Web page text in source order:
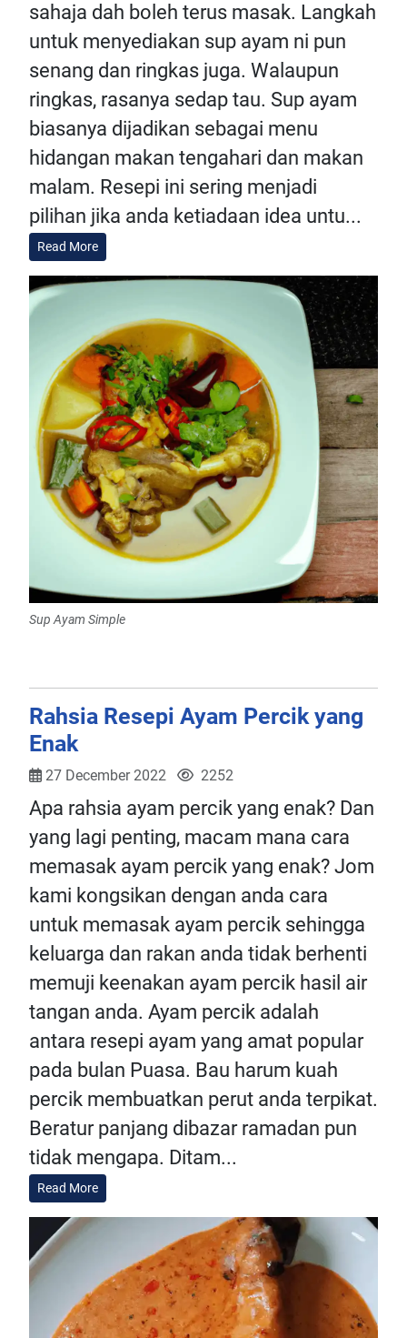
sahaja dah boleh terus masak. Langkah
untuk menyediakan sup ayam ni pun
senang dan ringkas juga. Walaupun
ringkas, rasanya sedap tau. Sup ayam
biasanya dijadikan sebagai menu
hidangan makan tengahari dan makan
malam. Resepi ini sering menjadi
pilihan jika anda ketiadaan idea untu...
Read More
Sup Ayam Simple
Rahsia Resepi Ayam Percik yang
Enak
27 December 2022 2252
Apa rahsia ayam percik yang enak? Dan
yang lagi penting, macam mana cara
memasak ayam percik yang enak? Jom
kami kongsikan dengan anda cara
untuk memasak ayam percik sehingga
keluarga dan rakan anda tidak berhenti
memuji keenakan ayam percik hasil air
tangan anda. Ayam percik adalah
antara resepi ayam yang amat popular
pada bulan Puasa. Bau harum kuah
percik membuatkan perut anda terpikat.
Beratur panjang dibazar ramadan pun
tidak mengapa. Ditam...
Read More